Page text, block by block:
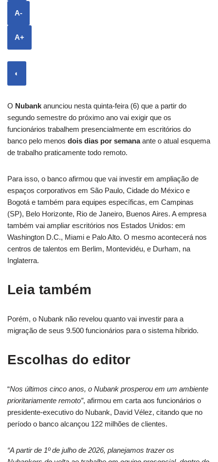
A-
A+
◐
O Nubank anunciou nesta quinta-feira (6) que a partir do
segundo semestre do próximo ano vai exigir que os
funcionários trabalhem presencialmente em escritórios do
banco pelo menos dois dias por semanaante o atual esquema
de trabalho praticamente todo remoto.
Para isso, o banco afirmou que vai investir em ampliação de
espaços corporativos em São Paulo, Cidade do México e
Bogotá e também para equipes específicas, em Campinas
(SP), Belo Horizonte, Rio de Janeiro, Buenos Aires. A empresa
também vai ampliar escritórios nos Estados Unidos: em
Washington D.C., Miami e Palo Alto. O mesmo acontecerá nos
centros de talentos em Berlim, Montevidéu, e Durham, na
Inglaterra.
Leia também
Porém, o Nubank não revelou quanto vai investir para a
migração de seus 9.500 funcionários para o sistema híbrido.
Escolhas do editor
“Nos últimos cinco anos, o Nubank prosperou em um ambiente
prioritariamente remoto”, afirmou em carta aos funcionários o
presidente-executivo do Nubank, David Vélez, citando que no
período o banco alcançou 122 milhões de clientes.
“A partir de 1º de julho de 2026, planejamos trazer os